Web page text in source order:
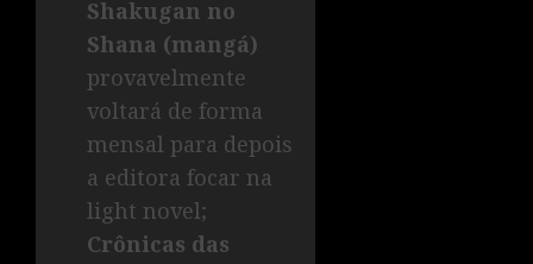
Shakugan no
Shana (mangá)
provavelmente
voltará de forma
mensal para depois
a editora focar na
light novel;
Crônicas das